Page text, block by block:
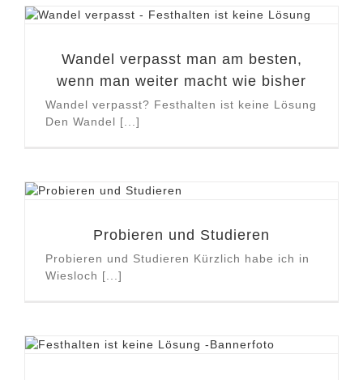
Wandel verpasst man am besten,
wenn man weiter macht wie bisher
Wandel verpasst? Festhalten ist keine Lösung
Den Wandel [...]
Probieren und Studieren
Probieren und Studieren Kürzlich habe ich in
Wiesloch [...]